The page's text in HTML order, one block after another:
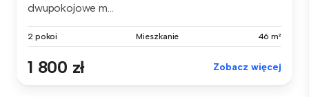
dwupokojowe m...
2 pokoi Mieszkanie 46 m²
1 800 zł Zobacz więcej